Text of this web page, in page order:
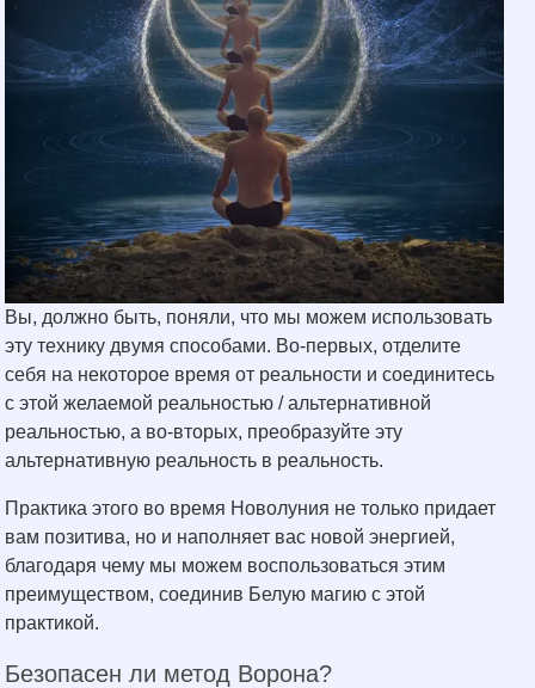
Вы, должно быть, поняли, что мы можем использовать
эту технику двумя способами. Во-первых, отделите
себя на некоторое время от реальности и соединитесь
с этой желаемой реальностью / альтернативной
реальностью, а во-вторых, преобразуйте эту
альтернативную реальность в реальность.
Практика этого во время Новолуния не только придает
вам позитива, но и наполняет вас новой энергией,
благодаря чему мы можем воспользоваться этим
преимуществом, соединив Белую магию с этой
практикой.
Безопасен ли метод Ворона?